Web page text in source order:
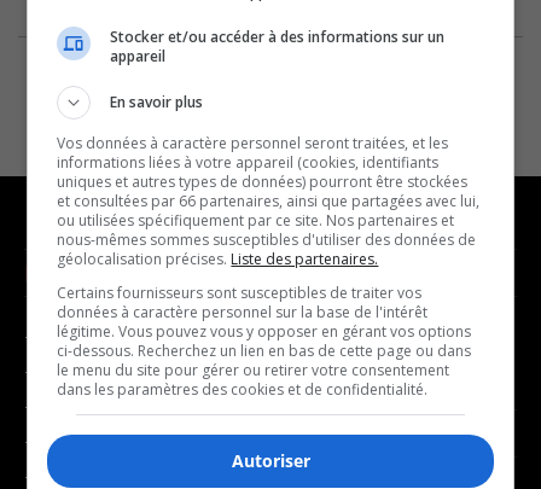
NOUVELLES
- Affaires municipales
- Communauté / Social
- Culture
- Économie
- Éducation
MUSIQUE
- Décompte franco
- Joué récemment
BALADOS
Stocker et/ou accéder à des informations sur un
appareil
En savoir plus
Vos données à caractère personnel seront traitées, et les
informations liées à votre appareil (cookies, identifiants
uniques et autres types de données) pourront être stockées
et consultées par 66 partenaires, ainsi que partagées avec lui,
ou utilisées spécifiquement par ce site. Nos partenaires et
nous-mêmes sommes susceptibles d'utiliser des données de
géolocalisation précises. Liste des partenaires.
Certains fournisseurs sont susceptibles de traiter vos
données à caractère personnel sur la base de l'intérêt
légitime. Vous pouvez vous y opposer en gérant vos options
ci-dessous. Recherchez un lien en bas de cette page ou dans
le menu du site pour gérer ou retirer votre consentement
dans les paramètres des cookies et de confidentialité.
Autoriser